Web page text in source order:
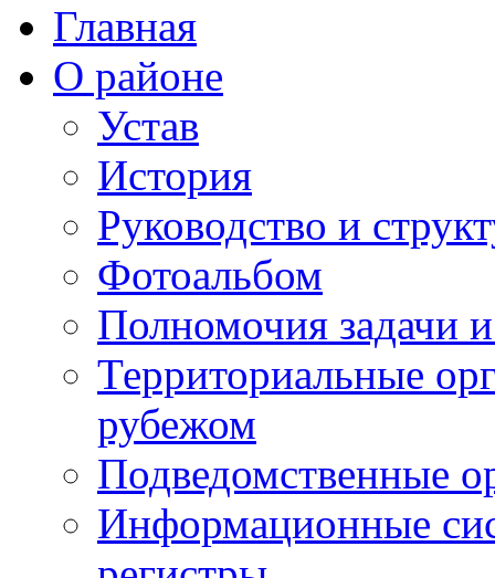
Главная
О районе
Устав
История
Руководство и
Фотоальбом
Полномочия задачи
Территориальные
рубежом
Подведомственные
Информационные